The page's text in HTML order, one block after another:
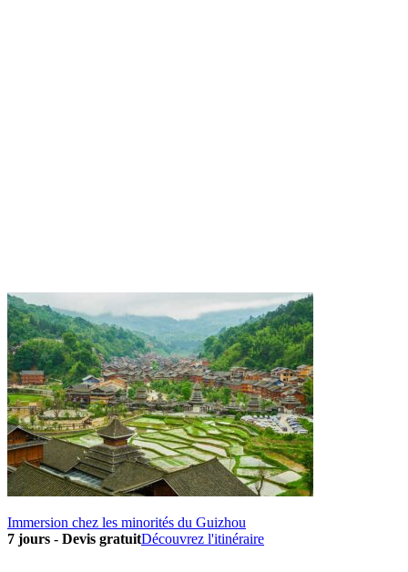
Immersion chez les minorités du Guizhou
7 jours - Devis gratuitDécouvrez l'itinéraire